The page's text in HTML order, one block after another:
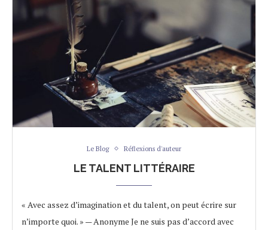
Le Blog Réflexions d'auteur
LE TALENT LITTÉRAIRE
« Avec assez d’imagination et du talent, on peut écrire sur
n’importe quoi. » — Anonyme Je ne suis pas d’accord avec